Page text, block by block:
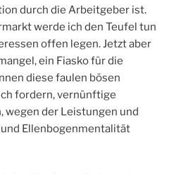
durch die Arbeitgeber ist.
werde ich den Teufel tun
offen legen. Jetzt aber
ein Fiasko für die
diese faulen bösen
fordern, vernünftige
wegen der Leistungen und
Ellenbogenmentalität